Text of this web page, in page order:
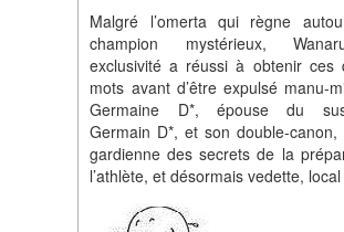
Malgré l’omerta qui règne
champion mystérieux,
exclusivité a réussi à obtenir ces
mots avant d’être expulsé manu-
Germaine D*, épouse du
Germain D*, et son double-canon,
gardienne des secrets de la
l’athlète, et désormais vedette, local